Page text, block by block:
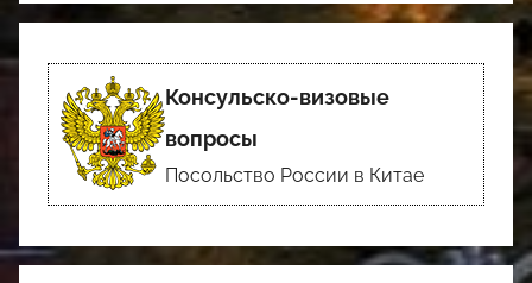
Консульско-визовые
вопросы
Посольство России в Китае